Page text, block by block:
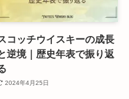
コッチウイスキーの成長
逆境｜歴史年表で振り返
2024年4月25日